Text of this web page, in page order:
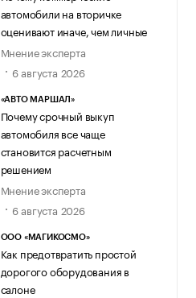
автомобили на вторичке
оценивают иначе, чем личные
Мнение эксперта
6 августа 2026
«АВТО МАРШАЛ»
Почему срочный выкуп
автомобиля все чаще
становится расчетным
решением
Мнение эксперта
6 августа 2026
ООО «МАГИКОСМО»
Как предотвратить простой
дорогого оборудования в
салоне